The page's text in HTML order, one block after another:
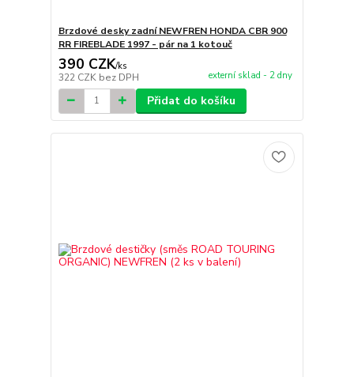
Brzdové desky zadní NEWFREN HONDA CBR 900
RR FIREBLADE 1997 - pár na 1 kotouč
390 CZK/ks
322 CZK bez DPH externí sklad - 2 dny
Přidat do košíku